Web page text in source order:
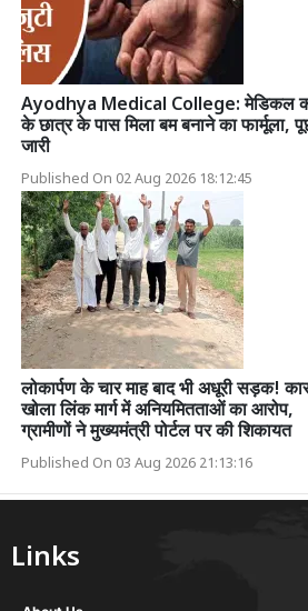
Ayodhya Medical College: मेडिकल
के छात्र के पास मिला बम बनाने का फार्मूला,
जारी
Published On 02 Aug 2026 18:12:45
लोकार्पण के चार माह बाद भी अधूरी सड़क!
खोला लिंक मार्ग में अनियमितताओं का आरोप,
ग्रामीणों ने मुख्यमंत्री पोर्टल पर की शिकायत
Published On 03 Aug 2026 21:13:16
Links